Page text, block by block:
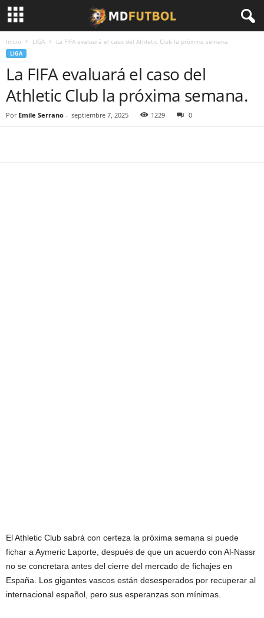
Inicio LIGA La FIFA evaluará el caso del Athletic Club la próxima semana.
LIGA
La FIFA evaluará el caso del
Athletic Club la próxima semana.
Por Emile Serrano - septiembre 7, 2025 1229 0
El Athletic Club sabrá con certeza la próxima semana si puede
fichar a Aymeric Laporte, después de que un acuerdo con Al-Nassr
no se concretara antes del cierre del mercado de fichajes en
España. Los gigantes vascos están desesperados por recuperar al
internacional español, pero sus esperanzas son mínimas.